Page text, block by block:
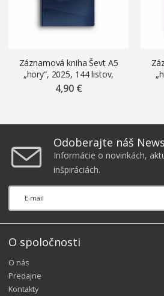
Záznamová kniha Ševt A5
„hory“, 2025, 144 listov,
linajková
4,90 €
Odoberajte náš
Informácie o novinkách,
inšpiráciách.
O spoločnosti
O nás
Predajne
Kontakty